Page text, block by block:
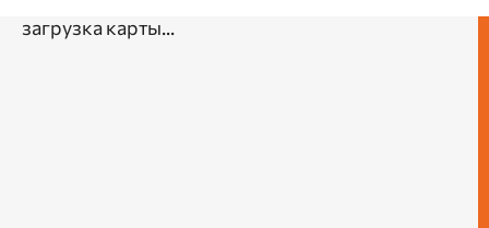
загрузка карты...